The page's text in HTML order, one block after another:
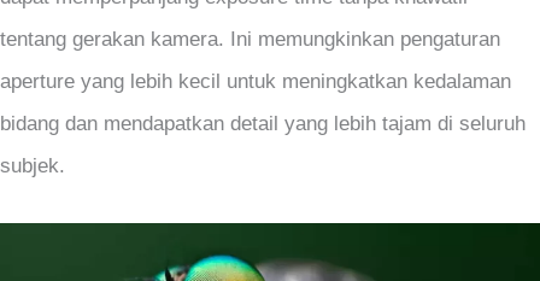
tentang gerakan kamera. Ini memungkinkan pengaturan
aperture yang lebih kecil untuk meningkatkan kedalaman
bidang dan mendapatkan detail yang lebih tajam di seluruh
subjek.